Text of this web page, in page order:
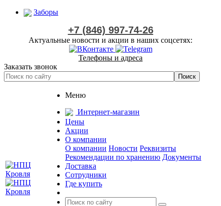
Заборы
+7 (846) 997-74-26
Актуальные новости и акции в наших соцсетях:
Телефоны и адреса
Заказать звонок
Меню
Интернет-магазин
Цены
Акции
О компании
О компании Новости Реквизиты
Рекомендации по хранению Документы
Доставка
Сотрудники
Где купить